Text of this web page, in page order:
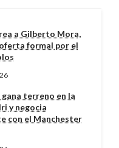
a Gilberto Mora,
formal por el
gana terreno en la
y negocia
con el Manchester